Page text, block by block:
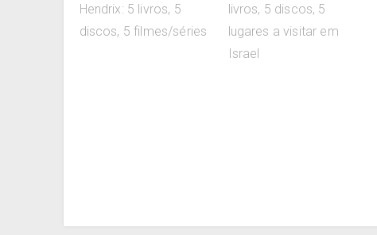
Hendrix: 5 livros, 5
discos, 5 filmes/séries
livros, 5 discos, 5
lugares a visitar em
Israel